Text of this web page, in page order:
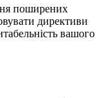
поширених
директиви
вашого